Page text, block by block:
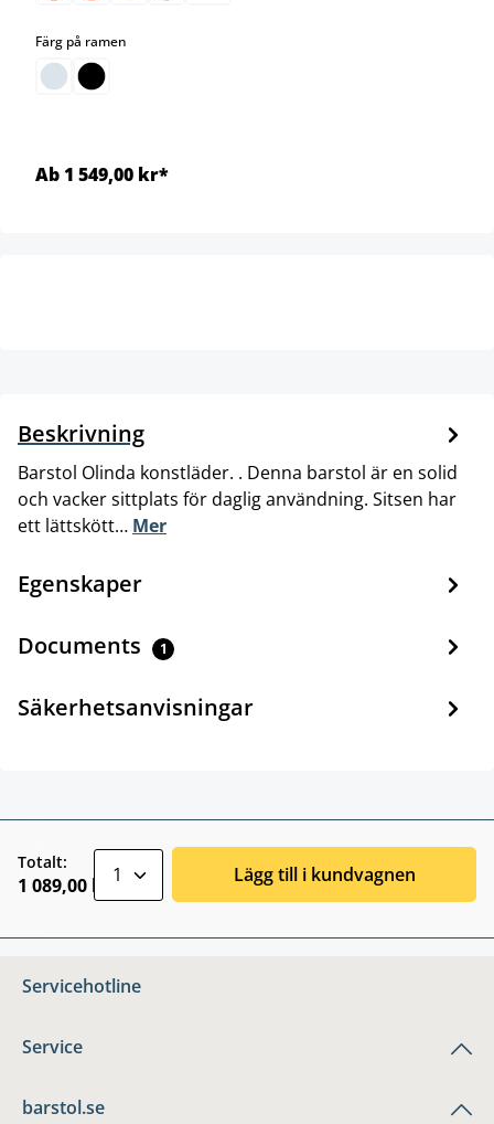
Färg på ramen
Ab 1 549,00 kr*
Beskrivning
Barstol Olinda konstläder. . Denna barstol är en solid
och vacker sittplats för daglig användning. Sitsen har
ett lättskött… Mer
Egenskaper
Documents 1
Säkerhetsanvisningar
Totalt:
1 089,00 kr Lägg till i kundvagnen
Servicehotline
Service
barstol.se